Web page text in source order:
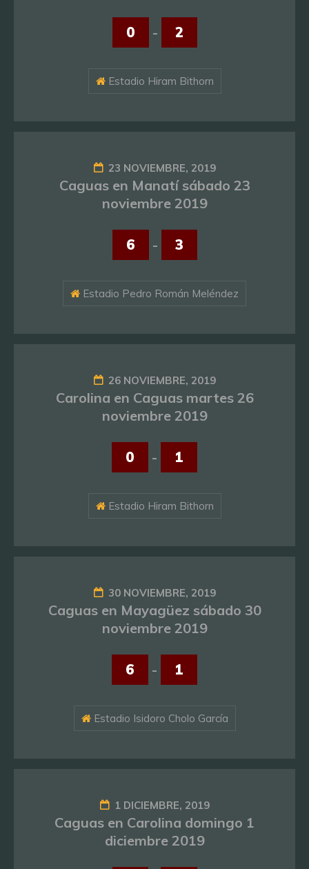
0 - 2
Estadio Hiram Bithorn
23 NOVIEMBRE, 2019
Caguas en Manatí sábado 23
noviembre 2019
6 - 3
Estadio Pedro Román Meléndez
26 NOVIEMBRE, 2019
Carolina en Caguas martes 26
noviembre 2019
0 - 1
Estadio Hiram Bithorn
30 NOVIEMBRE, 2019
Caguas en Mayagüez sábado 30
noviembre 2019
6 - 1
Estadio Isidoro Cholo García
1 DICIEMBRE, 2019
Caguas en Carolina domingo 1
diciembre 2019